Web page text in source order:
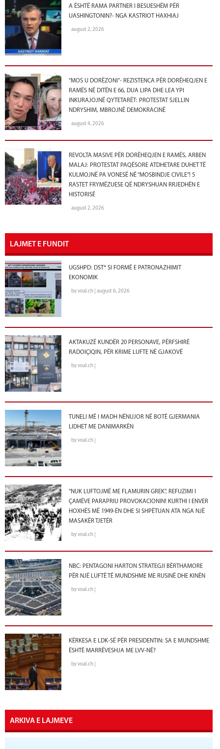
A ËSHTË RAMA PARTNER I BESUESHËM PËR
UASHINGTONIN?- NGA KASTRIOT HAXHIAJ
august 2, 2026
“MOS U DORËZONI”- REZISTENCA PËR DORËHEQJEN E
RAMËS NË DITËN E 66, DUA LIPA DHE LEA YPI
INKURAJOJNË QYTETARËT: PROTESTAT SJELLIN
NDRYSHIM, MBROJNË DEMOKRACINË
august 4, 2026
REVOLTA MASIVE PËR DORËHEQJEN E RAMËS, ARBEN
MALAJ: PROTESTAT PAQËSORE ATDHETARE DUHET TË
KULMOJNË PA VONESË NË “MOSBINDJE CIVILE”! 5
RASTET FRYMËZUESE QË NDRYSHUAN RRJEDHËN E
HISTORISË
august 2, 2026
LAJMET E FUNDIT
UGSHPD: DST* SI FORMË E PATRONAZHIMIT
EKONOMIK
by voal.ch | august 6, 2026
AKTAKUZË KUNDËR 20 PERSONAVE, PËRFSHIRË
RADOIÇIQIN, PËR KRIME LUFTE NË GJAKOVË
by voal.ch |
TUNELI MË I MADH NËNUJOR NË BOTË GJERMANIA
LIDHET ME DANIMARKËN
by voal.ch |
“NUK LUFTOJMË ME FLAMURIN GREK”, REFUZIMI I
ÇAMËVE PARAPRIU PROVOKACIONIN! KURTHI I ENVER
HOXHËS MË 1949-ËN DHE SI SHPËTUAN ATA NGA NJË
MASAKËR TJETËR
by voal.ch |
NBC: PENTAGONI HARTON STRATEGJI BËRTHAMORE
PËR NJË LUFTË TË MUNDSHME ME RUSINË DHE KINËN
by voal.ch |
KËRKESA E LDK-SË PËR PRESIDENTIN: SA E MUNDSHME
ËSHTË MARRËVESHJA ME LVV-NË?
by voal.ch |
ARKIVA E LAJMEVE